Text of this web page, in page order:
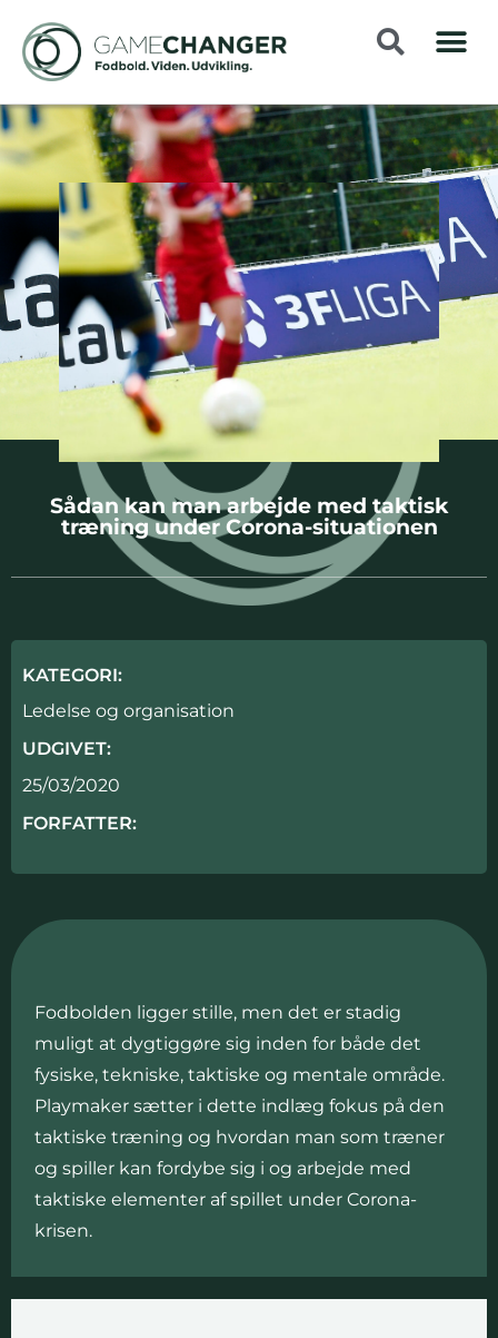
Sådan kan man arbejde med taktisk
træning under Corona-situationen
Fodbolden ligger stille, men det er stadig
muligt at dygtiggøre sig inden for både det
fysiske, tekniske, taktiske og mentale område.
Playmaker sætter i dette indlæg fokus på den
taktiske træning og hvordan man som træner
og spiller kan fordybe sig i og arbejde med
taktiske elementer af spillet under Corona-
krisen.
KATEGORI:
Ledelse og organisation
UDGIVET:
25/03/2020
FORFATTER: